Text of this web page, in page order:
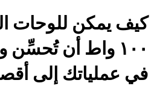
كيف يمكن للوحات
١٠٠ واط أن
في عملياتك إلى